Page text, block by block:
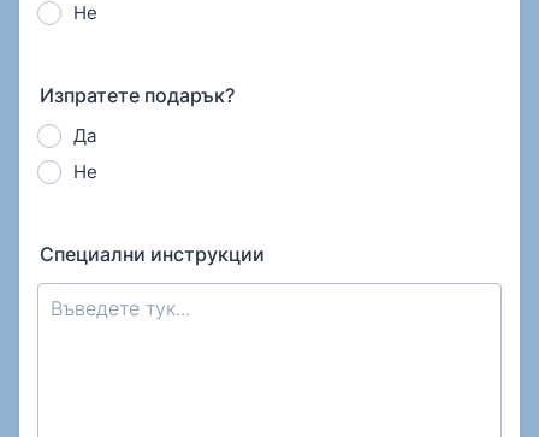
Не
Изпратете подарък?
Да
Не
Специални инструкции